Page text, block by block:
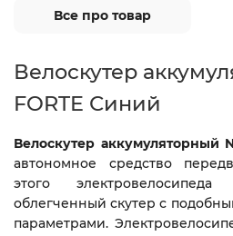
Все про товар
Велоскутер
FORTE Синий
Велоскутер аккумуляторный
автономное средство
этого
облегченный скутер с
параметрами.